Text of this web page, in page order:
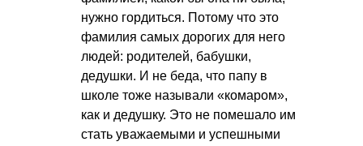
нужно гордиться. Потому что это
фамилия самых дорогих для него
людей: родителей, бабушки,
дедушки. И не беда, что папу в
школе тоже называли «комаром»,
как и дедушку. Это не помешало им
стать уважаемыми и успешными